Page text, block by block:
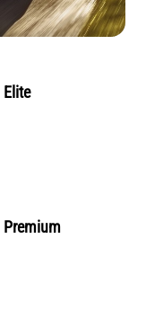
Elite
Premium